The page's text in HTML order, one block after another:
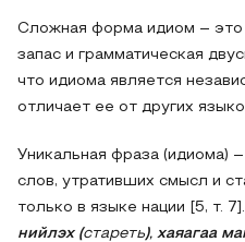
Сложная форма идиом – это
запас и грамматическая
что идиома является
отличает ее от других
Уникальная фраза (идиома)
слов, утративших смысл и
только в языке нации [5, т.
нийлэх (стареть), хаяагаа